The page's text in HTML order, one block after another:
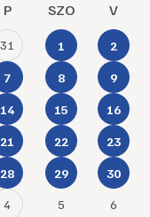
P SZO V
31 1 2
7 8 9
14 15 16
21 22 23
28 29 30
4 5 6